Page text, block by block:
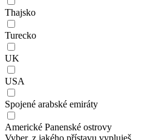
Thajsko
Turecko
UK
USA
Spojené arabské emiráty
Americké Panenské ostrovy
Vyber, z jakého přístavu vypluješ